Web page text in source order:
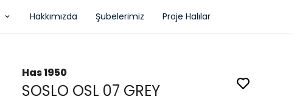
Hakkımızda Şubelerimiz Proje Halılar
Has 1950
SOSLO OSL 07 GREY